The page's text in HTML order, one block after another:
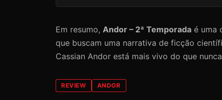
Em resumo, Andor – 2ª Temporada é uma
que buscam uma narrativa de ficção
Cassian Andor está mais vivo do que
REVIEW ANDOR